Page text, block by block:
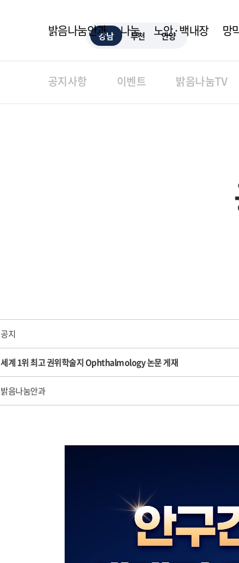
강남 부천 안양
밝음나눔안과 나눔 노안·백내장 망
공지사항 이벤트 밝음나눔TV
공지
세계 1위 최고 권위학술지 Ophthalmology 논문 게재
밝음나눔안과